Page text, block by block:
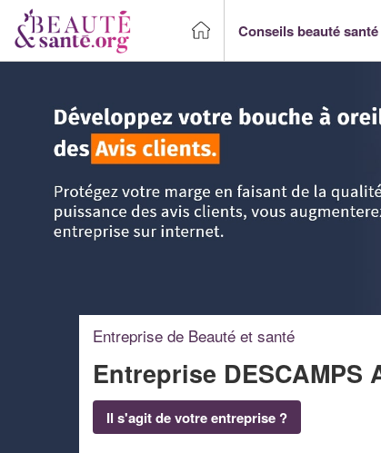
Conseils beauté santé
Entreprise de Beauté et santé
Entreprise DESCAMPS
Il s'agit de votre entreprise ?